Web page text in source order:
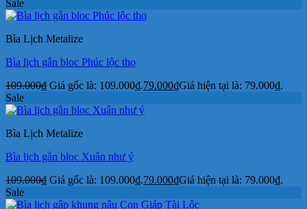
Sale
Bìa Lịch Metalize
Bìa lịch gắn bloc Phúc lộc thọ
109.000₫ Giá gốc là: 109.000₫.79.000₫Giá hiện tại là: 79.000₫.
Sale
Bìa Lịch Metalize
Bìa lịch gắn bloc Xuân như ý
109.000₫ Giá gốc là: 109.000₫.79.000₫Giá hiện tại là: 79.000₫.
Sale